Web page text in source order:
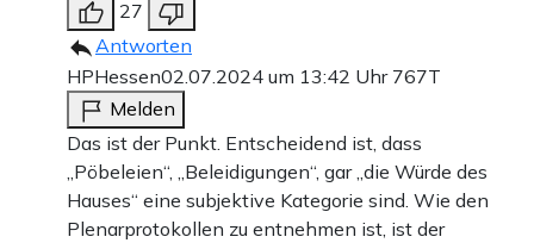
27
Antworten
HPHessen02.07.2024 um 13:42 Uhr 767T
Melden
Das ist der Punkt. Entscheidend ist, dass
„Pöbeleien“, „Beleidigungen“, gar „die Würde des
Hauses“ eine subjektive Kategorie sind. Wie den
Plenarprotokollen zu entnehmen ist, ist der